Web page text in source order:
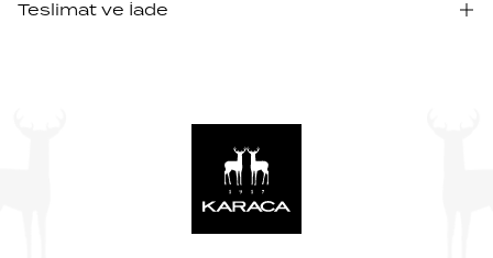
Teslimat ve İade